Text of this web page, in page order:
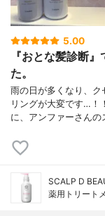
5.00
『おとな髪診断
た。
雨の日が多くなり、ク
リングが大変です…！
に、アンファーさん
SCALP D
薬用トリート